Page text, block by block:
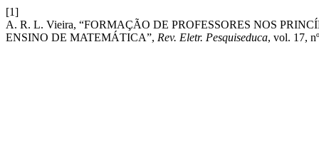
[1]
A. R. L. Vieira, “FORMAÇÃO DE PROFESSORES NOS
ENSINO DE MATEMÁTICA”, Rev. Eletr. Pesquiseduca, vol. 17,